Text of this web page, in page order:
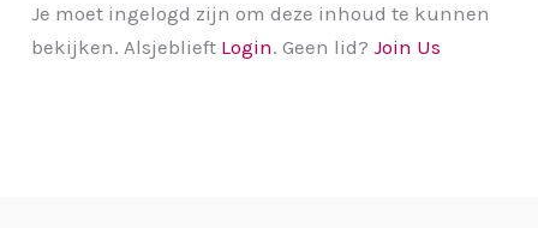
Je moet ingelogd zijn om deze inhoud te kunnen
bekijken. Alsjeblieft Login. Geen lid?Join Us